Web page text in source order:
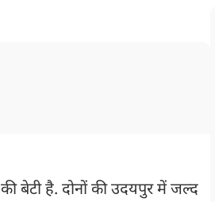
बेटी है. दोनों की उदयपुर में जल्द